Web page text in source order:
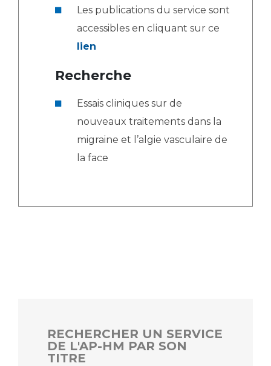
Les publications du service sont
accessibles en cliquant sur ce
lien
Recherche
Essais cliniques sur de
nouveaux traitements dans la
migraine et l’algie vasculaire de
la face
RECHERCHER UN SERVICE
DE L'AP-HM PAR SON
TITRE